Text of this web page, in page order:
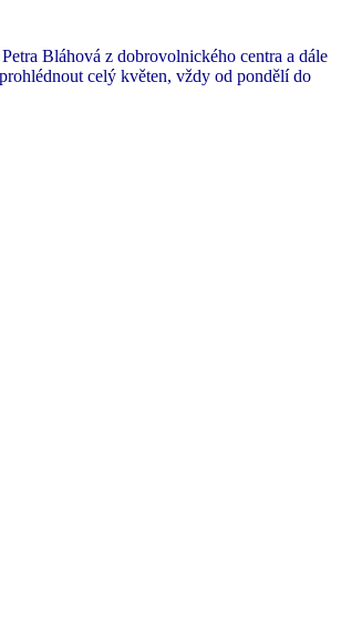
Bláhová z dobrovolnického centra a dále
celý květen, vždy od pondělí do